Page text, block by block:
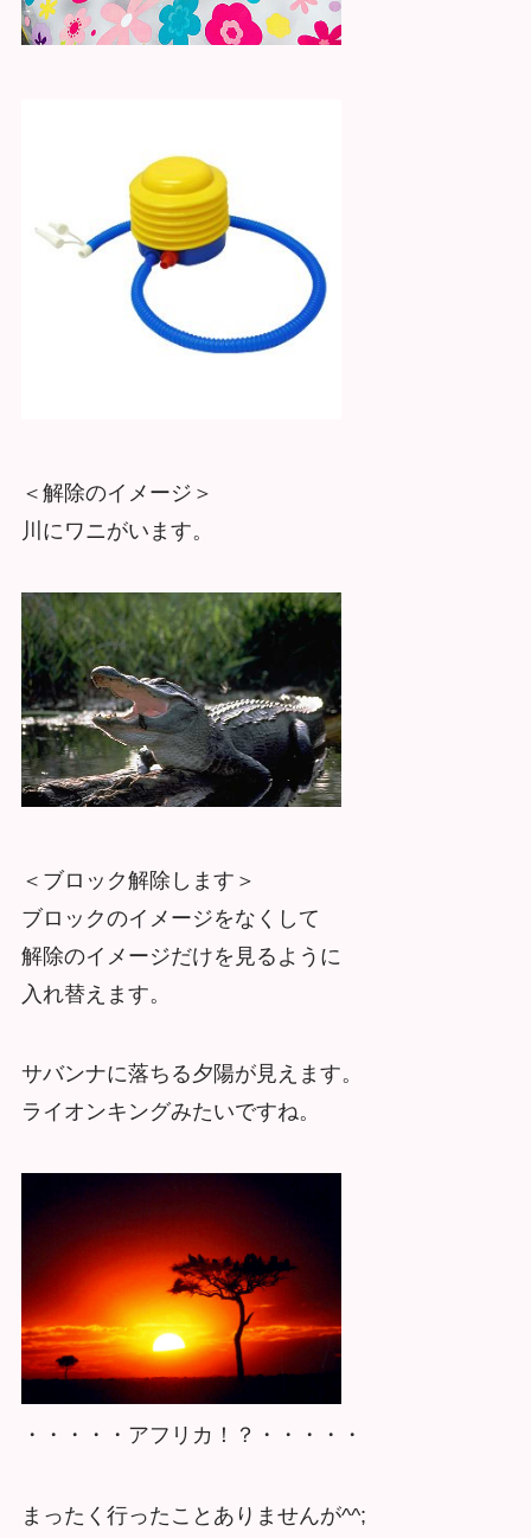
＜解除のイメージ＞
川にワニがいます。
＜ブロック解除します＞
ブロックのイメージをなくして
解除のイメージだけを見るように
入れ替えます。
サバンナに落ちる夕陽が見えます。
ライオンキングみたいですね。
・・・・・アフリカ！？・・・・・
まったく行ったことありませんが^^;